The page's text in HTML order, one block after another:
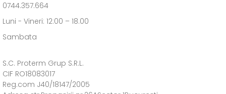
0744.357.664
Luni - Vineri: 12:00 – 18.00
Sambata
S.C. Proterm Grup S.R.L.
CIF RO18083017
Reg.com J40/18147/2005